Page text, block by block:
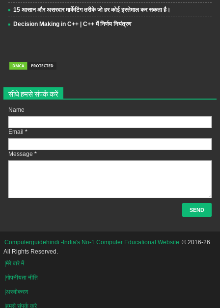
15 आसान और असरदार मार्केटिंग तरीके जो हर कोई इस्तेमाल कर सकता है।
Decision Making in C++ | C++ में निर्णय नियंत्रण
सीधे हमसे संपर्क करें
Name
Email *
Message *
Computerguidehindi -India's No-1 Computer Educational Website © 2016-26.
All Rights Reserved.
|मेरे बारे में
|गोपनीयता नीति
|अस्वीकरण
|हमसे संपर्क करे